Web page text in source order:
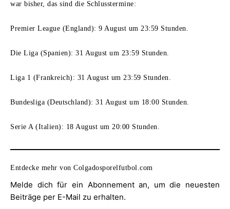
war bisher, das sind die Schlusstermine:
Premier League (England): 9 August um 23:59 Stunden.
Die Liga (Spanien): 31 August um 23:59 Stunden.
Liga 1 (Frankreich): 31 August um 23:59 Stunden.
Bundesliga (Deutschland): 31 August um 18:00 Stunden.
Serie A (Italien): 18 August um 20:00 Stunden.
Entdecke mehr von Colgadosporelfutbol.com
Melde dich für ein Abonnement an, um die neuesten
Beiträge per E-Mail zu erhalten.